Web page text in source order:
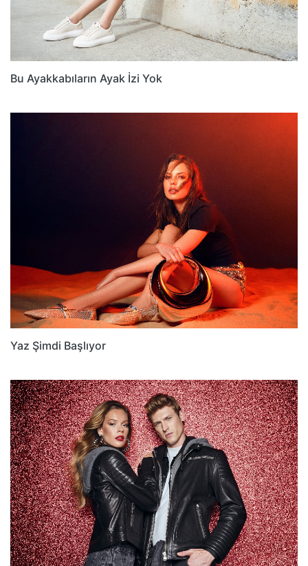
Bu Ayakkabıların Ayak İzi Yok
Yaz Şimdi Başlıyor